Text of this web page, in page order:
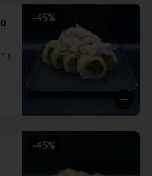
-45%
y
-45%